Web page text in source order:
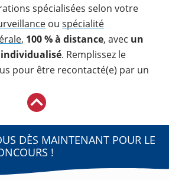
spécialisées selon votre
ou spécialité
, 100 % à distance, avec un
. Remplissez le
pour être recontacté(e) par un
DÈS MAINTENANT POUR LE
!